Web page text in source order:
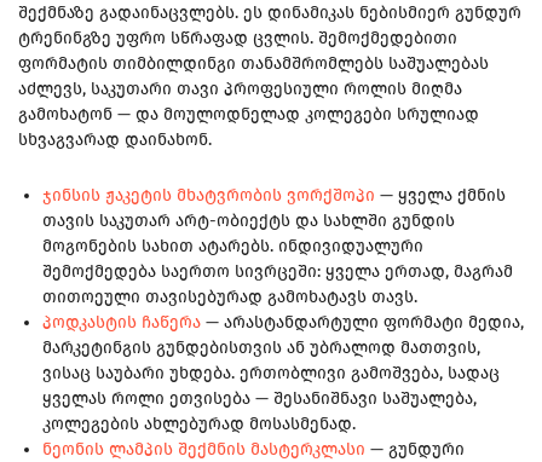
შექმნაზე გადაინაცვლებს. ეს დინამიკას ნებისმიერ გუნდურ
ტრენინგზე უფრო სწრაფად ცვლის. შემოქმედებითი
ფორმატის თიმბილდინგი თანამშრომლებს საშუალებას
აძლევს, საკუთარი თავი პროფესიული როლის მიღმა
გამოხატონ — და მოულოდნელად კოლეგები სრულიად
სხვაგვარად დაინახონ.
ჯინსის ჟაკეტის მხატვრობის ვორქშოპი — ყველა ქმნის
თავის საკუთარ არტ-ობიექტს და სახლში გუნდის
მოგონების სახით ატარებს. ინდივიდუალური
შემოქმედება საერთო სივრცეში: ყველა ერთად, მაგრამ
თითოეული თავისებურად გამოხატავს თავს.
პოდკასტის ჩაწერა — არასტანდარტული ფორმატი მედია,
მარკეტინგის გუნდებისთვის ან უბრალოდ მათთვის,
ვისაც საუბარი უხდება. ერთობლივი გამოშვება, სადაც
ყველას როლი ეთვისება — შესანიშნავი საშუალება,
კოლეგების ახლებურად მოსასმენად.
ნეონის ლამპის შექმნის მასტერკლასი — გუნდური